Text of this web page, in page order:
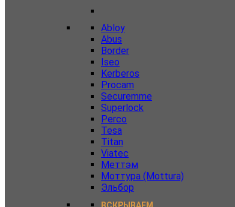
Abloy
Abus
Border
Iseo
Kerberos
Procam
Securemme
Superlock
Perco
Tesa
Titan
Viatec
Меттэм
Моттура (Mottura)
Эльбор